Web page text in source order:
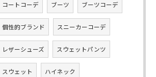
コートコーデ ブーツ ブーツコーデ
個性的ブランド スニーカーコーデ
レザーシューズ スウェットパンツ
スウェット ハイネック